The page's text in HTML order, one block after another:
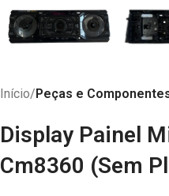
Início Peças e
Display Painel
Cm8360 (Sem